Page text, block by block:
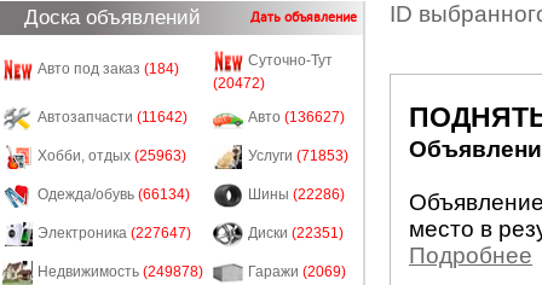
Доска объявлений Дать объявление
Авто под заказ (184)
Суточно-Тут
(20472)
Автозапчасти (11642) Авто (136627)
Хобби, отдых (25963) Услуги (71853)
Одежда/обувь (66134) Шины (22286)
Электроника (227647) Диски (22351)
Недвижимость (249878) Гаражи (2069)
ID
место в
Подробнее